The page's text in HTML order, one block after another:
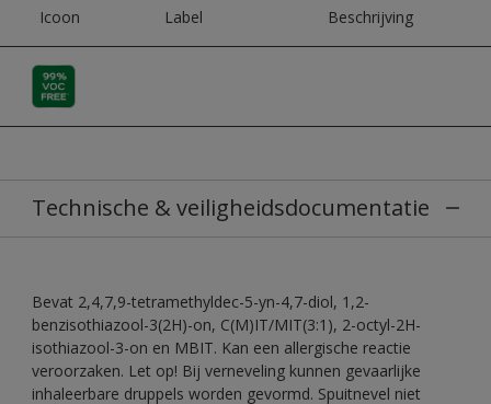
Icoon Label Beschrijving
Technische & veiligheidsdocumentatie
Bevat 2,4,7,9-tetramethyldec-5-yn-4,7-diol, 1,2-
benzisothiazool-3(2H)-on, C(M)IT/MIT(3:1), 2-octyl-2H-
isothiazool-3-on en MBIT. Kan een allergische reactie
veroorzaken. Let op! Bij verneveling kunnen gevaarlijke
inhaleerbare druppels worden gevormd. Spuitnevel niet